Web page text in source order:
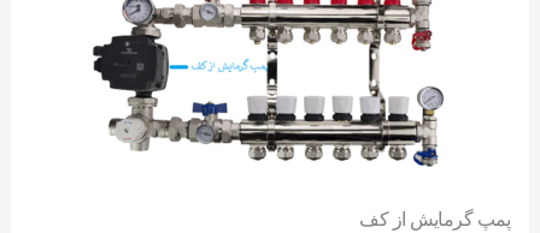
پمپ گرمایش از کف